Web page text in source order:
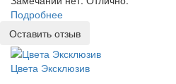
Подробнее
Оставить отзыв
Цвета Эксклюзив